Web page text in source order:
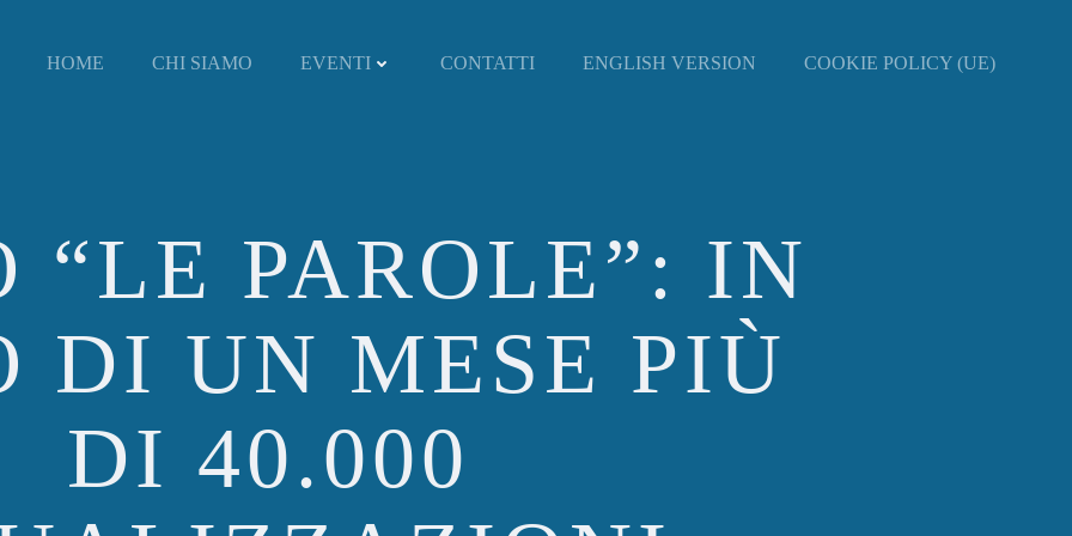
HOME CHI SIAMO EVENTI CONTATTI ENGLISH VERSION COOKIE POLICY (UE)
“LE PAROLE”: IN
DI UN MESE PIÙ
DI 40.000